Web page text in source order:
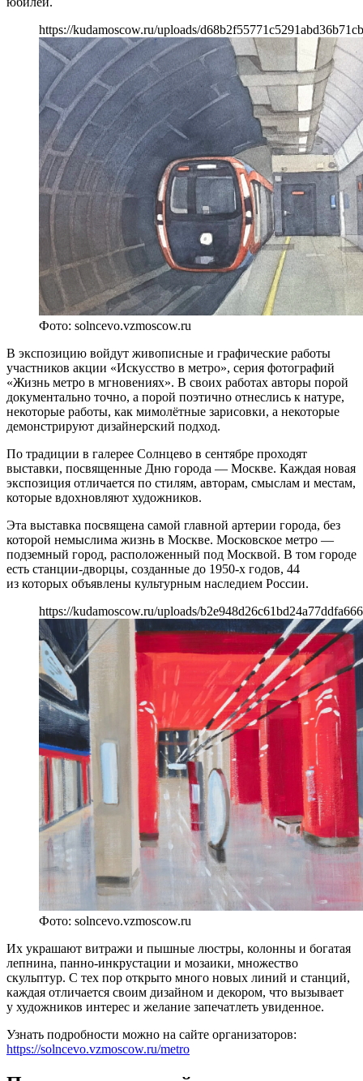
https://kudamoscow.ru/uploads/
Фото: solncevo.vzmoscow.ru
В экспозицию войдут живописные и графические работы
участников акции «Искусство в метро», серия фотографий
«Жизнь метро в мгновениях». В своих работах авторы порой
документально точно, а порой поэтично отнеслись к натуре,
некоторые работы, как мимолётные зарисовки, а некоторые
демонстрируют дизайнерский подход.
По традиции в галерее Солнцево в сентябре проходят
выставки, посвященные Дню города — Москве. Каждая новая
экспозиция отличается по стилям, авторам, смыслам и местам,
которые вдохновляют художников.
Эта выставка посвящена самой главной артерии города, без
которой немыслима жизнь в Москве. Московское метро —
подземный город, расположенный под Москвой. В том городе
есть станции-дворцы, созданные до 1950-х годов, 44
из которых объявлены культурным наследием России.
https://kudamoscow.ru/uploads/
Фото: solncevo.vzmoscow.ru
Их украшают витражи и пышные люстры, колонны и богатая
лепнина, панно-инкрустации и мозаики, множество
скульптур. С тех пор открыто много новых линий и станций,
каждая отличается своим дизайном и декором, что вызывает
у художников интерес и желание запечатлеть увиденное.
Узнать подробности можно на сайте организаторов:
https://solncevo.vzmoscow.ru/metro